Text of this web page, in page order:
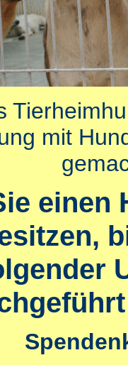
mit
einen